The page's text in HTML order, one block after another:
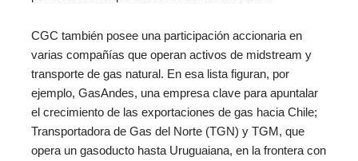
CGC también posee una participación accionaria en
varias compañías que operan activos de midstream y
transporte de gas natural. En esa lista figuran, por
ejemplo, GasAndes, una empresa clave para apuntalar
el crecimiento de las exportaciones de gas hacia Chile;
Transportadora de Gas del Norte (TGN) y TGM, que
opera un gasoducto hasta Uruguaiana, en la frontera con